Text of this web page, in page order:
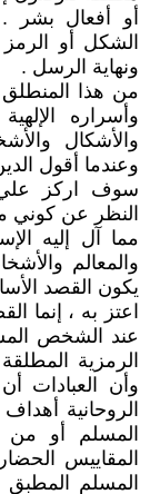
أو أفعال بشر
الشكل أو
ونهاية الرسل .
من هذا
وأسراره
والأشكال
وعندما أقول
سوف اركز علي
النظر عن كوني
مما آل إليه
والمعالم
يكون القصد
اعتز به ، إنما
عند الشخص
الرمزية
وأن العبادات
الروحانية
المسلم أو
المقاييس
المسلم